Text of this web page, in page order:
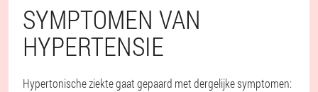
SYMPTOMEN VAN
HYPERTENSIE
Hypertonische ziekte gaat gepaard met dergelijke symptomen: